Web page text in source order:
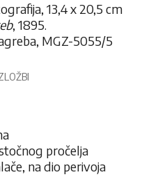
13,4 x 20,5 cm
, 1895.
MGZ-5055/5
pročelja
na dio perivoja